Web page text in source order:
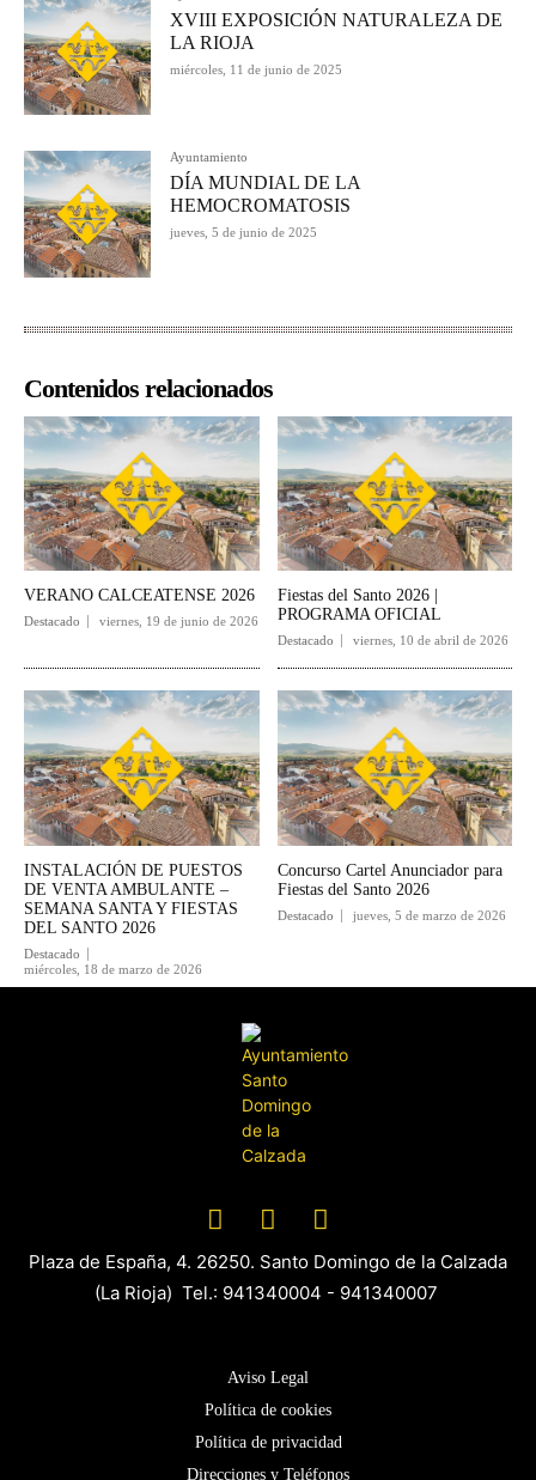
XVIII EXPOSICIÓN NATURALEZA DE
LA RIOJA
miércoles, 11 de junio de 2025
Ayuntamiento
DÍA MUNDIAL DE LA
HEMOCROMATOSIS
jueves, 5 de junio de 2025
Contenidos relacionados
VERANO CALCEATENSE 2026
Destacado viernes, 19 de junio de 2026
Fiestas del Santo 2026 |
PROGRAMA OFICIAL
Destacado viernes, 10 de abril de 2026
INSTALACIÓN DE PUESTOS
DE VENTA AMBULANTE –
SEMANA SANTA Y FIESTAS
DEL SANTO 2026
Destacado
miércoles, 18 de marzo de 2026
Concurso Cartel Anunciador para
Fiestas del Santo 2026
Destacado jueves, 5 de marzo de 2026
Plaza de España, 4. 26250. Santo Domingo de la Calzada
(La Rioja) Tel.: 941340004 - 941340007
Aviso Legal
Política de cookies
Política de privacidad
Direcciones y Teléfonos